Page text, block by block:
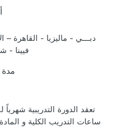
دبـــي - ماليزيا - القاهرة
فيينا -
مدة
ساعات التدريب الكلية و